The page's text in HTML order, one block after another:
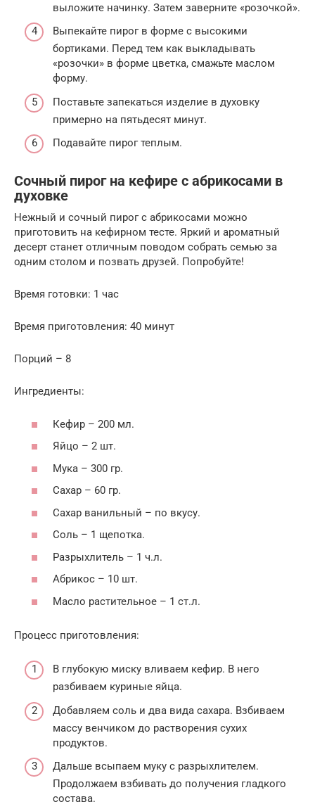
выложите начинку. Затем заверните «розочкой».
Выпекайте пирог в форме с высокими
бортиками. Перед тем как выкладывать
«розочки» в форме цветка, смажьте маслом
форму.
Поставьте запекаться изделие в духовку
примерно на пятьдесят минут.
Подавайте пирог теплым.
Сочный пирог на кефире с абрикосами в
духовке
Нежный и сочный пирог с абрикосами можно
приготовить на кефирном тесте. Яркий и ароматный
десерт станет отличным поводом собрать семью за
одним столом и позвать друзей. Попробуйте!
Время готовки: 1 час
Время приготовления: 40 минут
Порций – 8
Ингредиенты:
Кефир – 200 мл.
Яйцо – 2 шт.
Мука – 300 гр.
Сахар – 60 гр.
Сахар ванильный – по вкусу.
Соль – 1 щепотка.
Разрыхлитель – 1 ч.л.
Абрикос – 10 шт.
Масло растительное – 1 ст.л.
Процесс приготовления:
В глубокую миску вливаем кефир. В него
разбиваем куриные яйца.
Добавляем соль и два вида сахара. Взбиваем
массу венчиком до растворения сухих
продуктов.
Дальше всыпаем муку с разрыхлителем.
Продолжаем взбивать до получения гладкого
состава.